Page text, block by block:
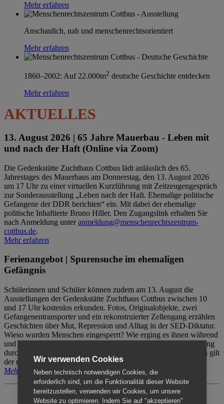
Mehr erfahren
Anschaulich, nah und menschenrechtsorientiert
Mehr erfahren
1860–2002: Auf 22.000m2 deutsche Geschichte entdecken
Mehr erfahren
AKTUELLES
13. August 2026 | 65 Jahre Mauerbau - Leben mit
und nach der Haft (Online via Zoom)
Die Gedenkstätte Zuchthaus Cottbus lädt anlässlich des 65.
Jahrestages des Mauerbaus am Donnerstag, den 13. August 2026
um 17 Uhr zu einer virtuellen Kurzführung mit Zeitzeugengespräch
zur Sonderausstellung „Leben nach der Haft. Ehemalige politische
Gefangene der DDR berichten“ ein. Mit dabei der ehemalige
politische Inhaftierte Bruno Hiller. Den Zugangslink erhalten Sie
nach Anmeldung unteranmeldung@menschenrechtszentrum-
cottbus.de.
Mehr erfahren
Ferienangebot | Spurensuche im ehemaligen
Gefängnis
Schülerinnen und Schüler können zudem am 13. August die
Ausstellungen der Gedenkstätte Zuchthaus Cottbus zwischen 10
und 17 Uhr kostenlos erkunden. Fotos, Originalobjekte, zwei
Gefangenentransporter und ein rekonstruierter Zellengang erzählen
Geschichten über Mut, Repression und Alltag in der SED-Diktatur.
Wieso wurden Menschen eingesperrt? Wie erging es ihnen während
und nach der Haft? Der Besuch erfolgt individuell ohne Betreuung
durch das Menschenrechtszentrum Cottbus. Für Begleitpersonen gilt
der reguläre Eintritt (8€ / ermäßigt 5€).
Mehr erfahren
Wir verwenden Cookies
Neben technisch notwendigen Cookies, die
erforderlich sind, um die Funktionalität dieser Website
bereitzustellen, verwenden wir Cookies, um unsere
Website zu optimieren. Indem Sie auf "akzeptieren"